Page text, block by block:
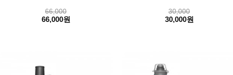
66,000
66,000원
30,000
30,000원